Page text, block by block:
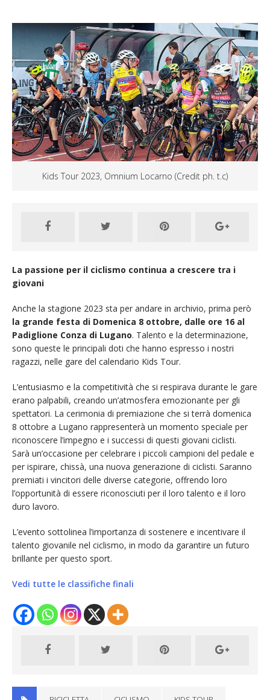
Kids Tour 2023, Omnium Locarno (Credit ph. t.c)
La passione per il ciclismo continua a crescere tra i
giovani
Anche la stagione 2023 sta per andare in archivio, prima però
la grande festa di Domenica 8 ottobre, dalle ore 16 al
Padiglione Conza di Lugano. Talento e la determinazione,
sono queste le principali doti che hanno espresso i nostri
ragazzi, nelle gare del calendario Kids Tour.
L’entusiasmo e la competitività che si respirava durante le gare
erano palpabili, creando un’atmosfera emozionante per gli
spettatori. La cerimonia di premiazione che si terrà domenica
8 ottobre a Lugano rappresenterà un momento speciale per
riconoscere l’impegno e i successi di questi giovani ciclisti.
Sarà un’occasione per celebrare i piccoli campioni del pedale e
per ispirare, chissà, una nuova generazione di ciclisti. Saranno
premiati i vincitori delle diverse categorie, offrendo loro
l’opportunità di essere riconosciuti per il loro talento e il loro
duro lavoro.
L’evento sottolinea l’importanza di sostenere e incentivare il
talento giovanile nel ciclismo, in modo da garantire un futuro
brillante per questo sport.
Vedi tutte le classifiche finali